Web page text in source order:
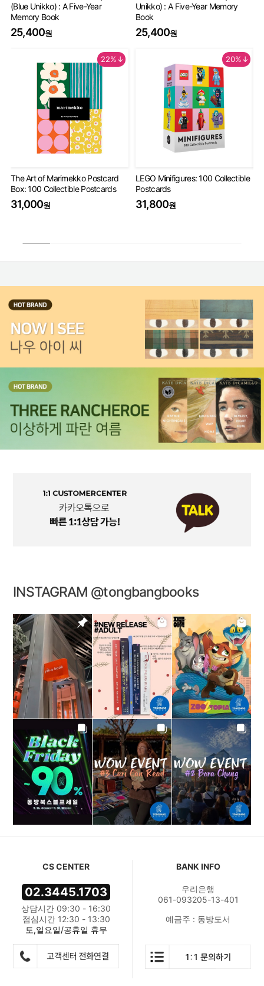
(Blue Unikko) : A Five-Year
Memory Book
25,400원
Unikko) : A Five-Year Memory
Book
25,400원
22%↓
The Art of Marimekko Postcard
Box: 100 Collectible Postcards
31,000원
20%↓
LEGO Minifigures: 100 Collectible
Postcards
31,800원
INSTAGRAM @tongbangbooks
CS CENTER
02.3445.1703
상담시간 09:30 - 16:30
점심시간 12:30 - 13:30
토,일요일/공휴일 휴무
BANK INFO
우리은행
061-093205-13-401
예금주 : 동방도서